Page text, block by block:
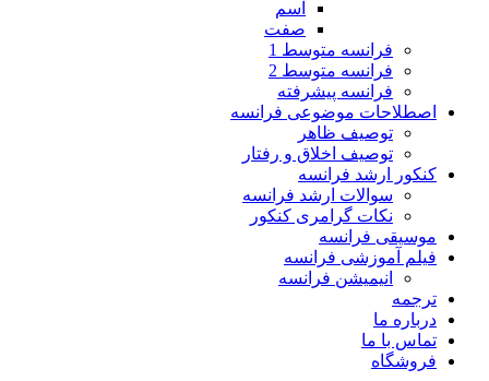
اسم
صفت
فرانسه متوسط 1
فرانسه متوسط 2
فرانسه پیشرفته
اصطلاحات موضوعی فرانسه
توصیف ظاهر
توصیف اخلاق و رفتار
کنکور ارشد فرانسه
سوالات ارشد فرانسه
نکات گرامری کنکور
موسیقی فرانسه
فیلم آموزشی فرانسه
انیمیشن فرانسه
ترجمه
درباره ما
تماس با ما
فروشگاه